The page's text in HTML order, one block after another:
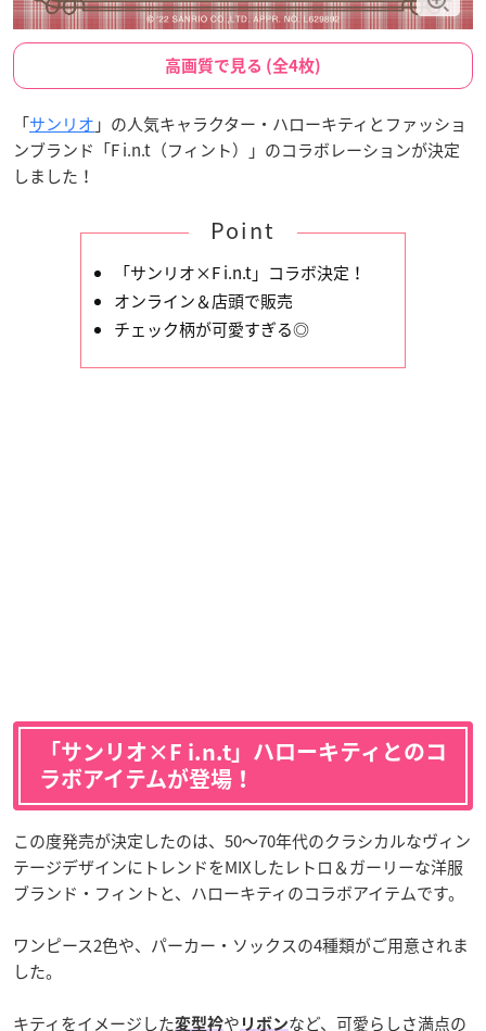
高画質で見る (全4枚)
「サンリオ 」の人気キャラクター・ハローキティとファッショ
ンブランド「F i.n.t（フィント）」のコラボレーションが決定
しました！
Point
「サンリオ×F i.n.t」コラボ決定！
オンライン＆店頭で販売
チェック柄が可愛すぎる◎
「サンリオ×F i.n.t」ハローキティとのコ
ラボアイテムが登場！
この度発売が決定したのは、50～70年代のクラシカルなヴィン
テージデザインにトレンドをMIXしたレトロ＆ガーリーな洋服
ブランド・フィントと、ハローキティのコラボアイテムです。
ワンピース2色や、パーカー・ソックスの4種類がご用意されま
した。
キティをイメージした変型衿や リボンなど、可愛らしさ満点の